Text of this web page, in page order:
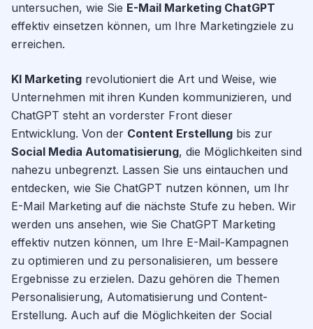
untersuchen, wie Sie E-Mail Marketing ChatGPT
effektiv einsetzen können, um Ihre Marketingziele zu
erreichen.
KI Marketing revolutioniert die Art und Weise, wie
Unternehmen mit ihren Kunden kommunizieren, und
ChatGPT steht an vorderster Front dieser
Entwicklung. Von der Content Erstellung bis zur
Social Media Automatisierung, die Möglichkeiten sind
nahezu unbegrenzt. Lassen Sie uns eintauchen und
entdecken, wie Sie ChatGPT nutzen können, um Ihr
E-Mail Marketing auf die nächste Stufe zu heben. Wir
werden uns ansehen, wie Sie ChatGPT Marketing
effektiv nutzen können, um Ihre E-Mail-Kampagnen
zu optimieren und zu personalisieren, um bessere
Ergebnisse zu erzielen. Dazu gehören die Themen
Personalisierung, Automatisierung und Content-
Erstellung. Auch auf die Möglichkeiten der Social